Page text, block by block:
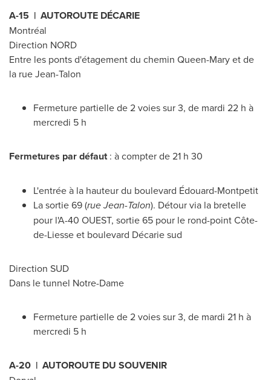
A-15 | AUTOROUTE DÉCARIE
Montréal
Direction NORD
Entre les ponts d'étagement du chemin Queen-Mary et de
la rue Jean-Talon
Fermeture partielle de 2 voies sur 3, de mardi 22 h à
mercredi 5 h
Fermetures par défaut: à compter de 21 h 30
L'entrée à la hauteur du boulevard Édouard-Montpetit
La sortie 69 (rue Jean-Talon). Détour via la bretelle
pour l'A-40 OUEST, sortie 65 pour le rond-point Côte-
de-Liesse et boulevard Décarie sud
Direction SUD
Dans le tunnel Notre-Dame
Fermeture partielle de 2 voies sur 3, de mardi 21 h à
mercredi 5 h
A-20 | AUTOROUTE DU SOUVENIR